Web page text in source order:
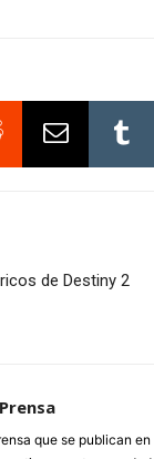
de Destiny 2
que se publican